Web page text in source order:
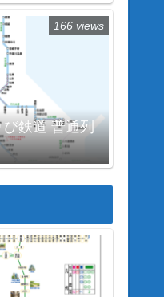
鉄道 普通列
166 views